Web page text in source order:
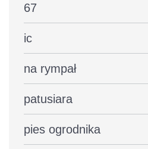
67
ic
na rympał
patusiara
pies ogrodnika